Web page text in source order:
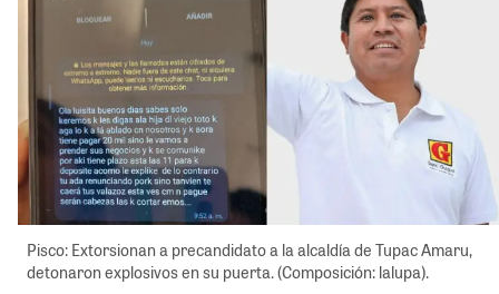
Pisco: Extorsionan a precandidato a la alcaldía de Tupac Amaru,
detonaron explosivos en su puerta. (Composición: lalupa).